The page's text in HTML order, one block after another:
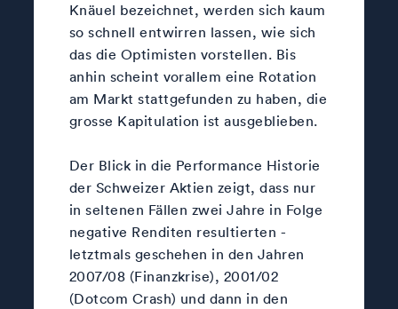
Knäuel bezeichnet, werden sich kaum
so schnell entwirren lassen, wie sich
das die Optimisten vorstellen. Bis
anhin scheint vorallem eine Rotation
am Markt stattgefunden zu haben, die
grosse Kapitulation ist ausgeblieben.
Der Blick in die Performance Historie
der Schweizer Aktien zeigt, dass nur
in seltenen Fällen zwei Jahre in Folge
negative Renditen resultierten -
letztmals geschehen in den Jahren
2007/08 (Finanzkrise), 2001/02
(Dotcom Crash) und dann in den